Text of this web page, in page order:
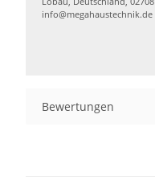
info@megahaustechnik.de
Bewertungen